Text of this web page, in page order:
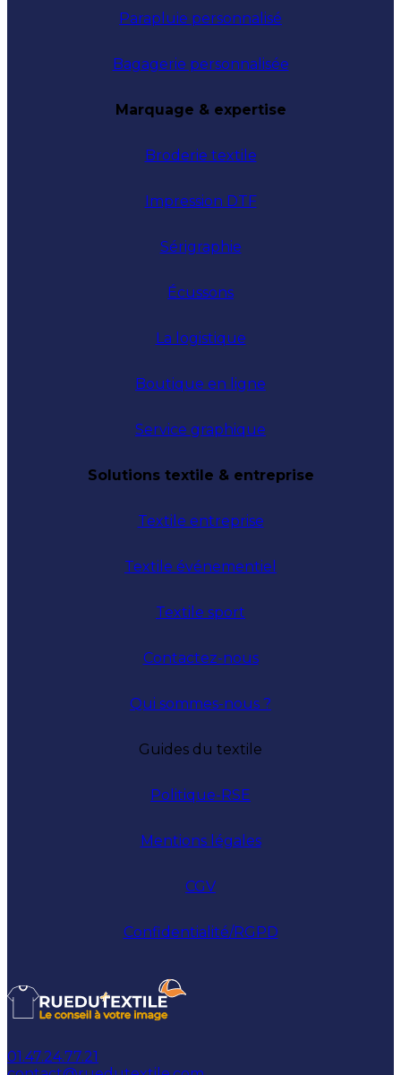
Parapluie personnalisé
Bagagerie personnalisée
Marquage & expertise
Broderie textile
Impression DTF
Sérigraphie
Écussons
La logistique
Boutique en ligne
Service graphique
Solutions textile & entreprise
Textile entreprise
Textile événementiel
Textile sport
Contactez-nous
Qui sommes-nous ?
Guides du textile
Politique-RSE
Mentions légales
CGV
Confidentialité/RGPD
01.47.24.77.21